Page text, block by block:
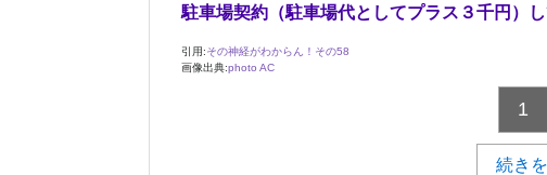
駐車場契約（駐車場代としてプラス３千円）
引用:その神経がわからん！その58
画像出典:photo AC
1
続き